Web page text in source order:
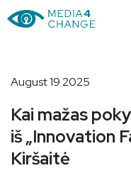
August 19 2025
Kai mažas
iš „Innovation
Kiršaitė